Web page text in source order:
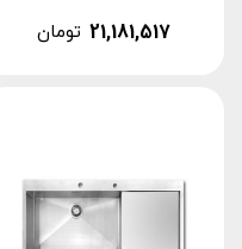
تومان 21,181,517